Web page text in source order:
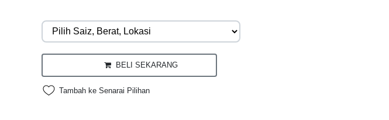
BELI SEKARANG
Tambah ke Senarai Pilihan